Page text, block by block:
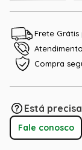
Frete Grátis
Compra
Está
Fale conosco